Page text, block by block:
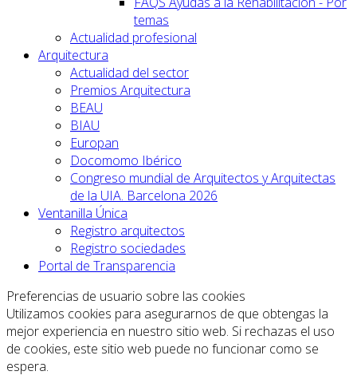
temas
Actualidad profesional
Arquitectura
Actualidad del sector
Premios Arquitectura
BEAU
BIAU
Europan
Docomomo Ibérico
Congreso mundial de Arquitectos y Arquitectas
de la UIA. Barcelona 2026
Ventanilla Única
Registro arquitectos
Registro sociedades
Portal de Transparencia
Preferencias de usuario sobre las cookies
Utilizamos cookies para asegurarnos de que obtengas la
mejor experiencia en nuestro sitio web. Si rechazas el uso
de cookies, este sitio web puede no funcionar como se
espera.